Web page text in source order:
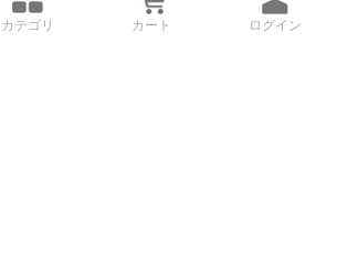
カテゴリ カート ログイン